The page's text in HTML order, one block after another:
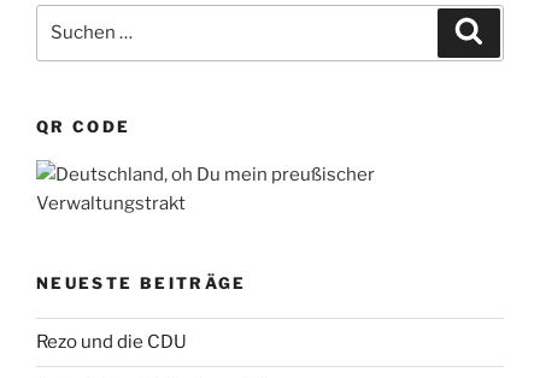
preußischer
Verwaltungstrakt“
nach:
QR CODE
NEUESTE BEITRÄGE
Rezo und die CDU